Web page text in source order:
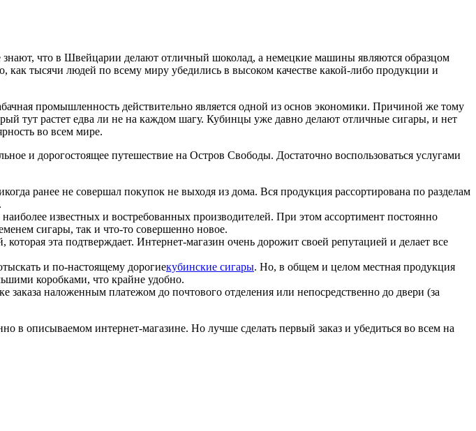
что в Швейцарии делают отличный шоколад, а немецкие машины являются образцом
тысячи людей по всему миру убедились в высоком качестве какой-либо продукции и
промышленность действительно является одной из основ экономики. Причиной же тому
тут растет едва ли не на каждом шагу. Кубинцы уже давно делают отличные сигары, и нет
во всем мире.
и дорогостоящее путешествие на Остров Свободы. Достаточно воспользоваться услугами
ранее не совершал покупок не выходя из дома. Вся продукция рассортирована по разделам
известных и востребованных производителей. При этом ассортимент постоянно
сигары, так и что-то совершенно новое.
эта подтверждает. Интернет-магазин очень дорожит своей репутацией и делает все
и по-настоящему дорогиекубинские сигары. Но, в общем и целом местная продукция
коробками, что крайне удобно.
наложенным платежом до почтового отделения или непосредственно до двери (за
в описываемом интернет-магазине. Но лучше сделать первый заказ и убедиться во всем на